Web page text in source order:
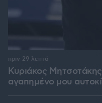
Κυριάκος
αγαπημένο μου
πριν 29 λεπτά